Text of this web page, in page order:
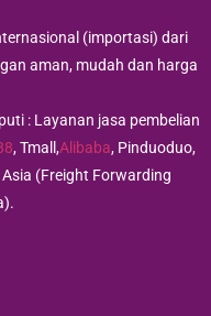
(importasi) dari
aman, mudah dan harga
: Layanan jasa pembelian
, Tmall,Alibaba, Pinduoduo,
(Freight Forwarding